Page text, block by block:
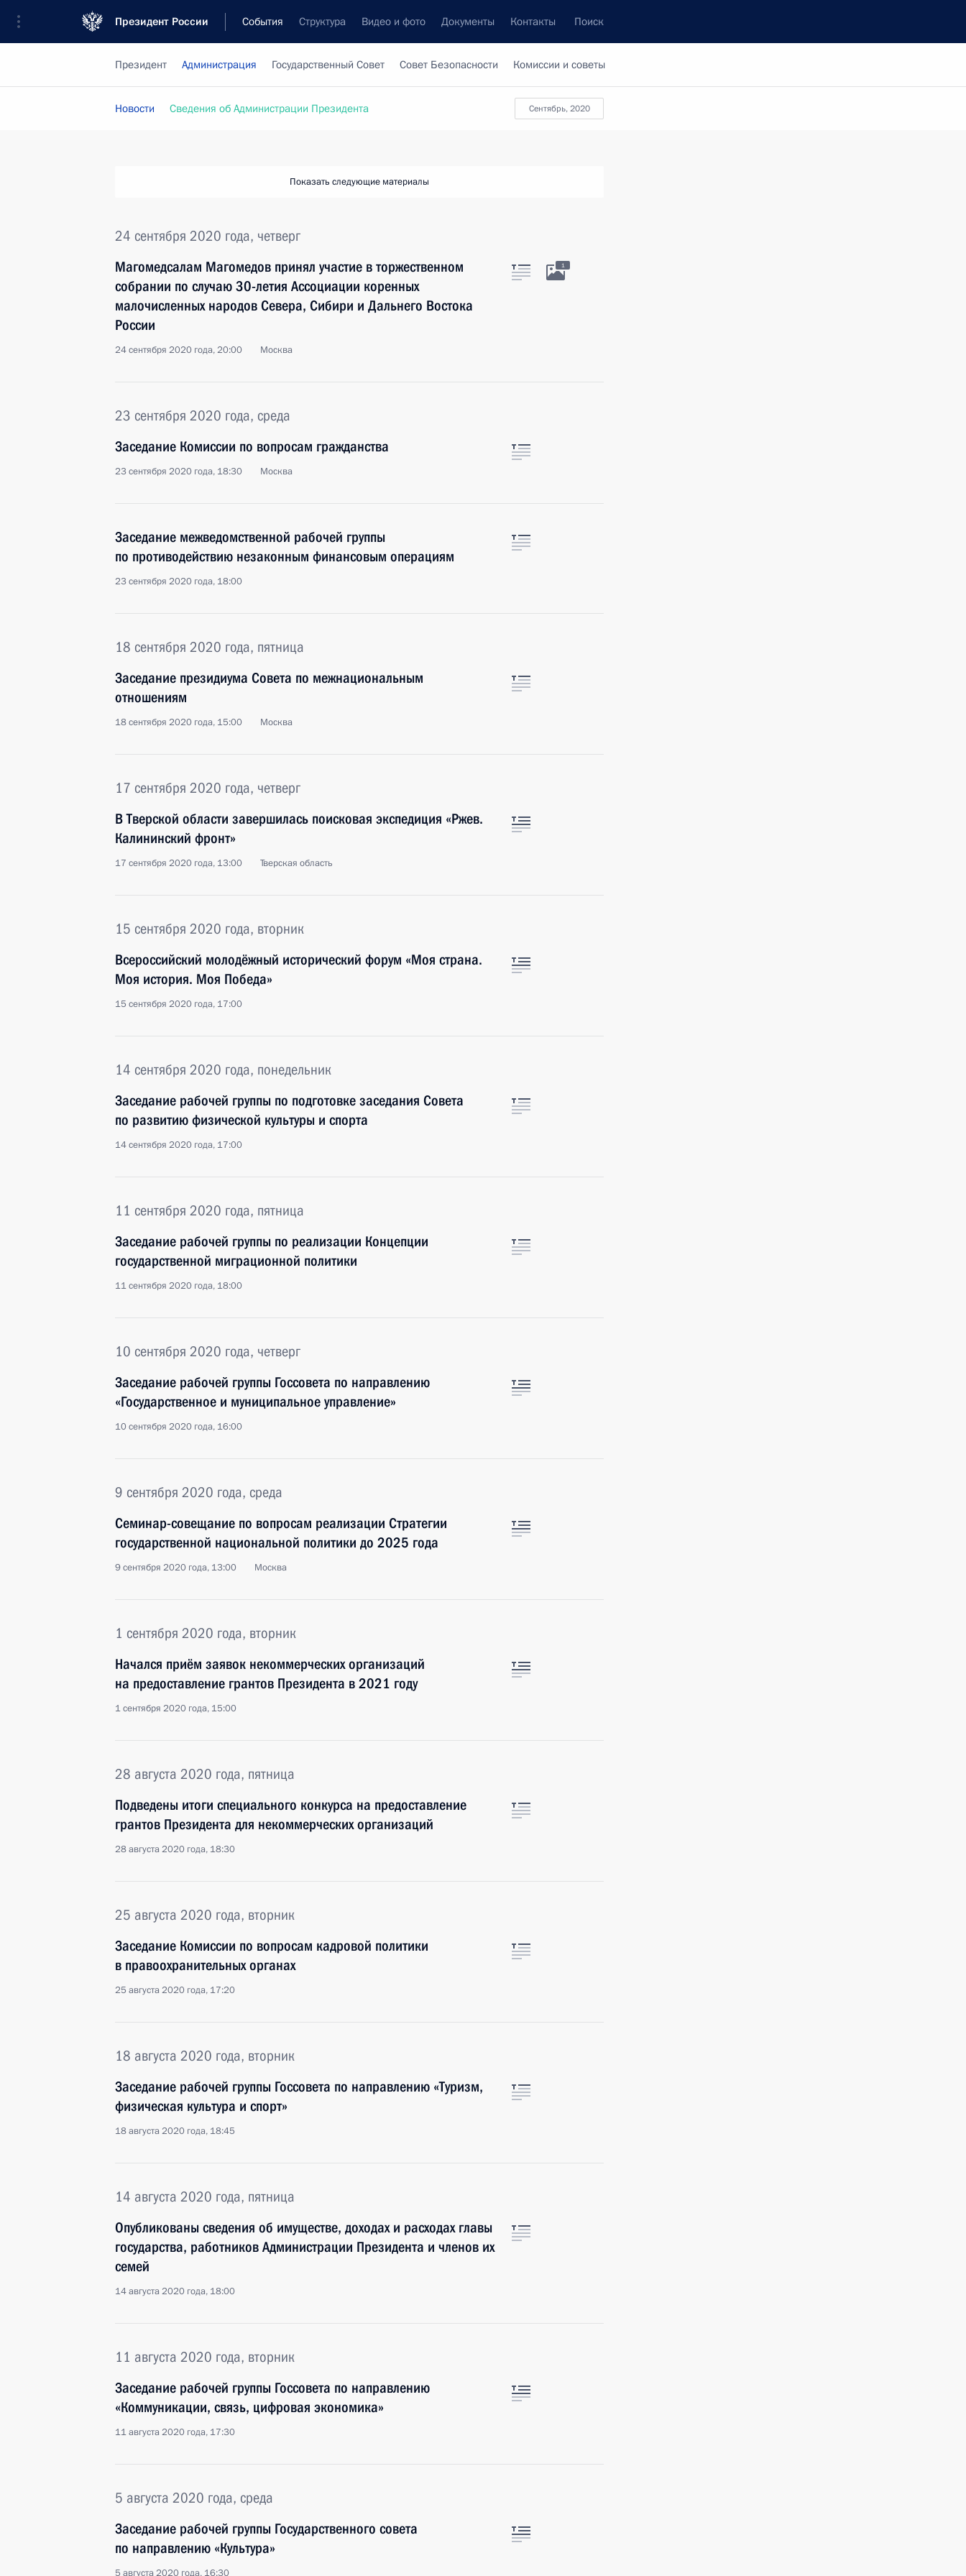
Президент России События Структура Видео и фото Документы Контакты Поиск
Президент Администрация Государственный Совет Совет Безопасности Комиссии и советы
сентябрь, 2020
Новости Сведения об Администрации Президента
Показать следующие материалы
24 сентября 2020 года, четверг
Магомедсалам Магомедов принял участие в торжественном
собрании по случаю 30-летия Ассоциации коренных
малочисленных народов Севера, Сибири и Дальнего Востока
России
24 сентября 2020 года, 20:00 Москва
1
23 сентября 2020 года, среда
Заседание Комиссии по вопросам гражданства
23 сентября 2020 года, 18:30 Москва
Заседание межведомственной рабочей группы
по противодействию незаконным финансовым операциям
23 сентября 2020 года, 18:00
18 сентября 2020 года, пятница
Заседание президиума Совета по межнациональным
отношениям
18 сентября 2020 года, 15:00 Москва
17 сентября 2020 года, четверг
В Тверской области завершилась поисковая экспедиция «Ржев.
Калининский фронт»
17 сентября 2020 года, 13:00 Тверская область
15 сентября 2020 года, вторник
Всероссийский молодёжный исторический форум «Моя страна.
Моя история. Моя Победа»
15 сентября 2020 года, 17:00
14 сентября 2020 года, понедельник
Заседание рабочей группы по подготовке заседания Совета
по развитию физической культуры и спорта
14 сентября 2020 года, 17:00
11 сентября 2020 года, пятница
Заседание рабочей группы по реализации Концепции
государственной миграционной политики
11 сентября 2020 года, 18:00
10 сентября 2020 года, четверг
Заседание рабочей группы Госсовета по направлению
«Государственное и муниципальное управление»
10 сентября 2020 года, 16:00
9 сентября 2020 года, среда
Семинар-совещание по вопросам реализации Стратегии
государственной национальной политики до 2025 года
9 сентября 2020 года, 13:00 Москва
1 сентября 2020 года, вторник
Начался приём заявок некоммерческих организаций
на предоставление грантов Президента в 2021 году
1 сентября 2020 года, 15:00
28 августа 2020 года, пятница
Подведены итоги специального конкурса на предоставление
грантов Президента для некоммерческих организаций
28 августа 2020 года, 18:30
25 августа 2020 года, вторник
Заседание Комиссии по вопросам кадровой политики
в правоохранительных органах
25 августа 2020 года, 17:20
18 августа 2020 года, вторник
Заседание рабочей группы Госсовета по направлению «Туризм,
физическая культура и спорт»
18 августа 2020 года, 18:45
14 августа 2020 года, пятница
Опубликованы сведения об имуществе, доходах и расходах главы
государства, работников Администрации Президента и членов их
семей
14 августа 2020 года, 18:00
11 августа 2020 года, вторник
Заседание рабочей группы Госсовета по направлению
«Коммуникации, связь, цифровая экономика»
11 августа 2020 года, 17:30
5 августа 2020 года, среда
Заседание рабочей группы Государственного совета
по направлению «Культура»
5 августа 2020 года, 16:30